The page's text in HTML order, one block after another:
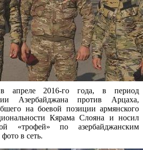
апреле 2016-го года, в период
Азербайджана против Арцаха,
на боевой позиции армянского
Кярама Слояна и носил
«трофей» по азербайджанским
в сеть.